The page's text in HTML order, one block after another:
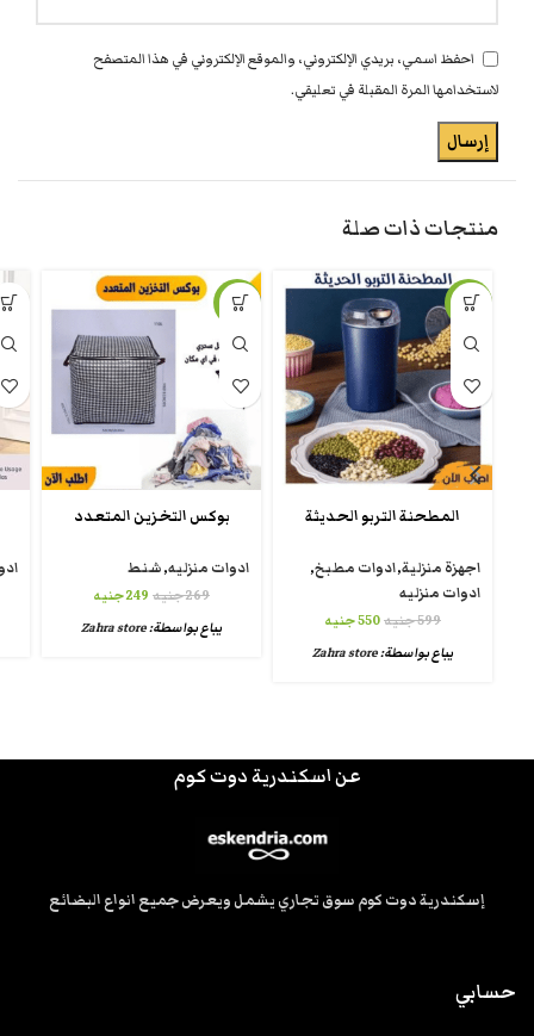
احفظ اسمي، بريدي الإلكتروني، والموقع الإلكتروني في هذا المتصفح
لاستخدامها المرة المقبلة في تعليقي.
منتجات ذات صلة
-8%
المطحنة التربو الحديثة
اجهزة منزلية,ادوات مطبخ,
ادوات منزليه
599جنيه550جنيه
يباع بواسطة:Zahra store
-7%
بوكس التخزين المتعدد
ادوات منزليه,شنط
269جنيه 249جنيه
يباع بواسطة:Zahra store
عن اسكندرية دوت كوم
إسكندرية دوت كوم سوق تجاري يشمل ويعرض جميع انواع البضائع
حسابي